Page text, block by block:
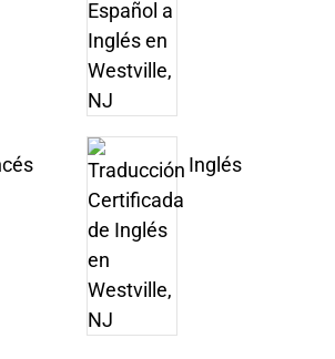
Inglés